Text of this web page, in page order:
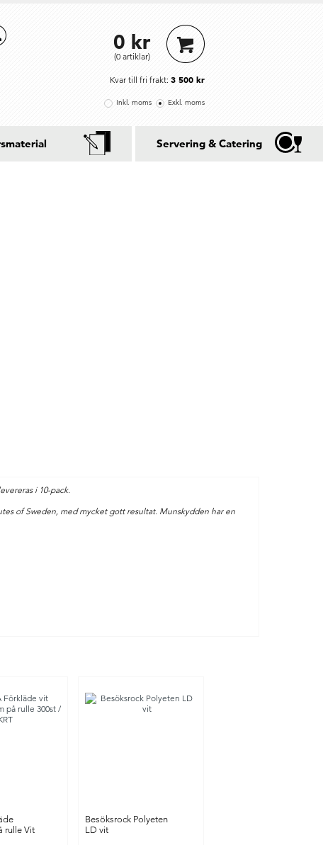
Inkl. moms Exkl. moms
0 kr
(0 artiklar)
Kvar till fri frakt: 3 500 kr
Servering & Catering
i 10-pack.
of Sweden, med mycket gott resultat. Munskydden har en
rulle Vit
Besöksrock Polyeten
LD vit